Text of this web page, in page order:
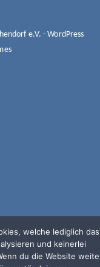
e.V. - WordPress
welche lediglich das
und keinerlei
du die Website